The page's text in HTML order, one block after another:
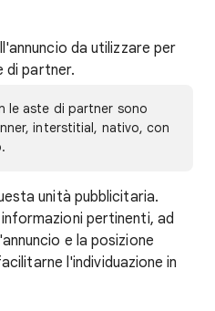
da utilizzare per
di partner.
le aste di partner sono
interstitial, nativo, con
unità pubblicitaria.
informazioni pertinenti, ad
e la posizione
l'individuazione in